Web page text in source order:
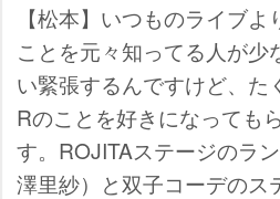
【松本】いつものライブ
ことを元々知ってる人が
い緊張するんですけど、
Rのことを好きになっても
す。ROJITAステージのラ
澤里紗）と双子コーデのス